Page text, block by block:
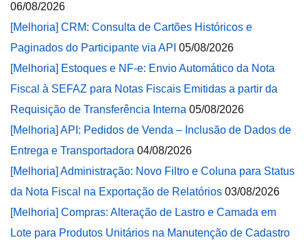
06/08/2026
[Melhoria] CRM: Consulta de Cartões Históricos e
Paginados do Participante via API 05/08/2026
[Melhoria] Estoques e NF-e: Envio Automático da Nota
Fiscal à SEFAZ para Notas Fiscais Emitidas a partir da
Requisição de Transferência Interna 05/08/2026
[Melhoria] API: Pedidos de Venda – Inclusão de Dados de
Entrega e Transportadora 04/08/2026
[Melhoria] Administração: Novo Filtro e Coluna para Status
da Nota Fiscal na Exportação de Relatórios 03/08/2026
[Melhoria] Compras: Alteração de Lastro e Camada em
Lote para Produtos Unitários na Manutenção de Cadastro